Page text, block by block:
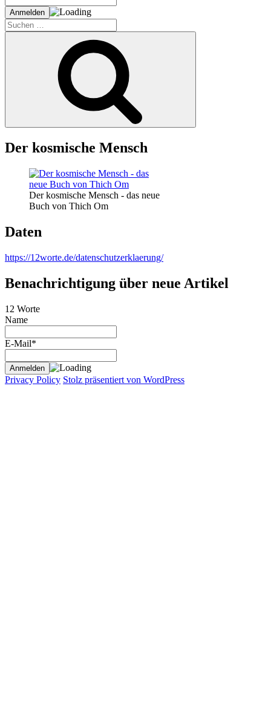
Suche
nach:
Der kosmische Mensch
Der kosmische Mensch - das neue
Buch von Thich Om
Daten
https://12worte.de/datenschutzerklaerung/
Benachrichtigung über neue Artikel
12 Worte
Name
E-Mail*
Privacy Policy Stolz präsentiert von WordPress